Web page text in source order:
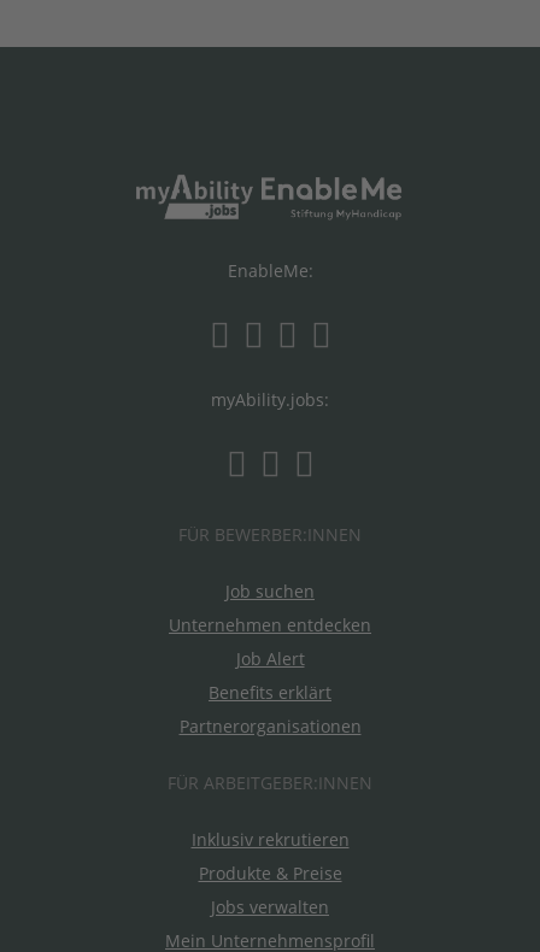
EnableMe:
myAbility.jobs:
FÜR BEWERBER:INNEN
Job suchen
Unternehmen entdecken
Job Alert
Benefits erklärt
Partnerorganisationen
FÜR ARBEITGEBER:INNEN
Inklusiv rekrutieren
Produkte & Preise
Jobs verwalten
Mein Unternehmensprofil